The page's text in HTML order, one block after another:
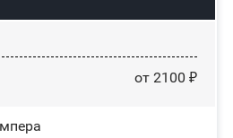
от 2100 ₽